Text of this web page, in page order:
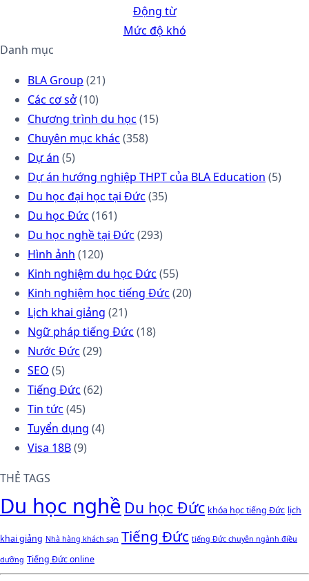
Động từ
Mức độ khó
Danh mục
BLA Group (21)
Các cơ sở(10)
Chương trình du học (15)
Chuyên mục khác (358)
Dự án (5)
Dự án hướng nghiệp THPT của BLA Education (5)
Du học đại học tại Đức (35)
Du học Đức (161)
Du học nghề tại Đức (293)
Hình ảnh (120)
Kinh nghiệm du học Đức (55)
Kinh nghiệm học tiếng Đức (20)
Lịch khai giảng (21)
Ngữ pháp tiếng Đức (18)
Nước Đức (29)
SEO (5)
Tiếng Đức (62)
Tin tức (45)
Tuyển dụng (4)
Visa 18B(9)
THẺ TAGS
Du học nghề Du học Đức khóa học tiếng Đức lịch
khai giảng Nhà hàng khách sạn Tiếng Đức tiếng Đức chuyên ngành điều
dưỡng Tiếng Đức online